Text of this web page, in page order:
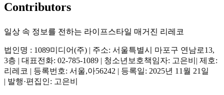
Contributors
일상 속 정보를 전하는 라이프스타일 매거진 리레코
법인명 : 1089미디어(주) | 주소: 서울특별시 마포구 연남로13,
3층 | 대표전화: 02-785-1089 | 청소년보호책임자: 고은비| 제호:
리레코 | 등록번호: 서울,아56242 | 등록일: 2025년 11월 21일
| 발행·편집인: 고은비